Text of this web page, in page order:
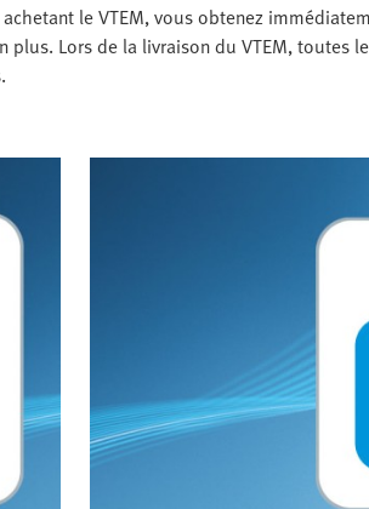
le VTEM, vous obtenez
Lors de la livraison du VTEM, toutes